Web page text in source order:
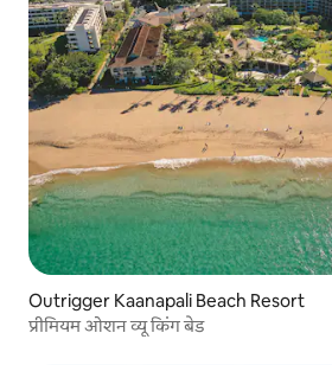
Outrigger Kaanapali Beach Resort
प्रीमियम ओशन व्यू किंग बेड